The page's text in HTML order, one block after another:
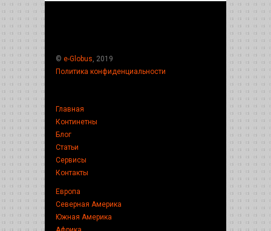
© e-Globus , 2019
Политика конфиденциальности
Главная
Континетны
Блог
Статьи
Сервисы
Контакты
Европа
Северная Америка
Южная Америка